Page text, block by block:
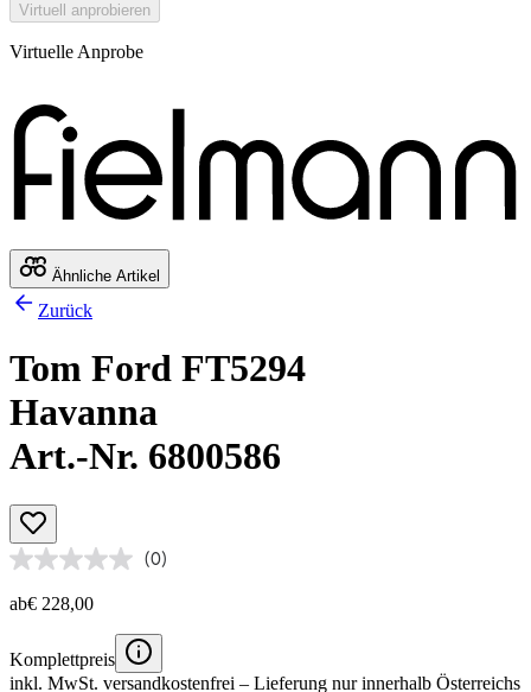
Virtuell anprobieren
Virtuelle Anprobe
Ähnliche Artikel
Zurück
Tom Ford FT5294
Havanna
Art.-Nr. 6800586
(0)
ab€ 228,00
Komplettpreis
inkl. MwSt. versandkostenfrei – Lieferung nur innerhalb Österreichs